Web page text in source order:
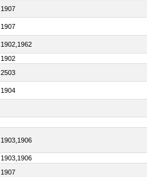
1907
1907
1902,1962
1902
2503
1904
1903,1906
1903,1906
1907